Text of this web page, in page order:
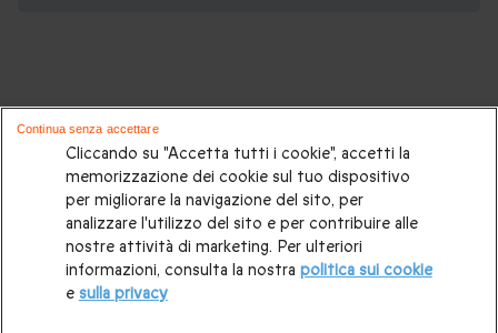
Potrebbero piacerti anche questi cofanetti
regalo:
Idee regalo originali|Regali di compleanno|Regali per la
coppia|Soggiorni insoliti|Idee regalo donna|Regali per
Cliccando su "Accetta tutti i cookie", accetti la
memorizzazione dei cookie sul tuo dispositivo
per migliorare la navigazione del sito, per
analizzare l'utilizzo del sito e per contribuire alle
nostre attività di marketing. Per ulteriori
informazioni, consulta la nostra politica sui cookie
e sulla privacy
Continua senza accettare